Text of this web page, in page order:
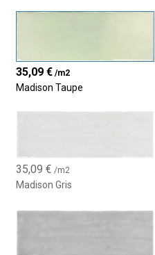
35,09€ /m2
Madison Taupe
35,09€ /m2
Madison Gris